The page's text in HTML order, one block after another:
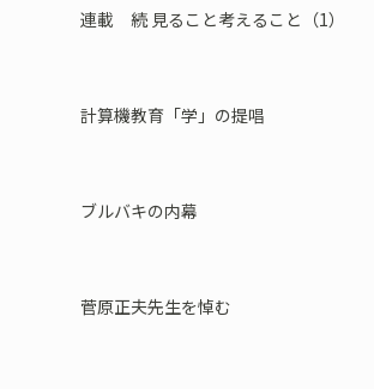
連載 続 見ること考えること（1）
計算機教育「学」の提唱
ブルバキの内幕
菅原正夫先生を悼む